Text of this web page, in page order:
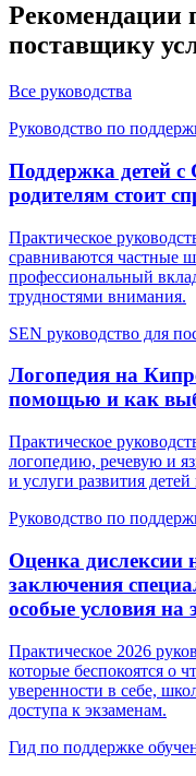
Рекомендации
поставщику
Все руководства
Руководство по
Поддержка детей
родителям стоит
Практическое
сравниваются частные
профессиональный
трудностями внимания.
SEN руководство для
Логопедия на
помощью и как
Практическое
логопедию, речевую и
и услуги развития
Руководство по
Оценка дислексии
заключения
особые условия на
Практическое 2026
которые беспокоятся о
уверенности в себе,
доступа к экзаменам.
Гид по поддержке